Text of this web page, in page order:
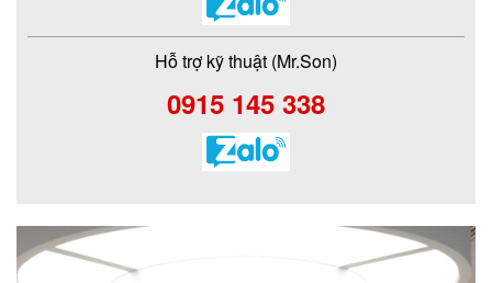
Hỗ trợ kỹ thuật (Mr.Son)
0915 145 338